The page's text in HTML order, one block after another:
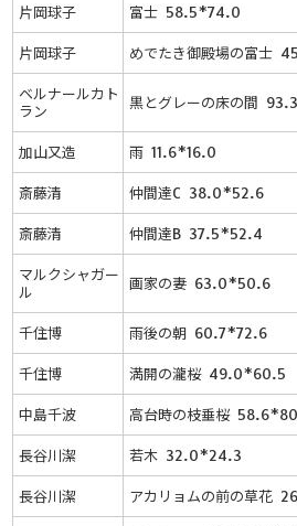
片岡球子 富士 58.5*74.0
片岡球子 めでたき御殿場の富士
ベルナールカト
ラン
黒とグレーの床の間
加山又造 雨 11.6*16.0
斎藤清 仲間達C 38.0*52.6
斎藤清 仲間達B 37.5*52.4
マルクシャガー
ル
画家の妻 63.0*50.6
千住博 雨後の朝 60.7*72.6
千住博 満開の瀧桜 49.0*60.5
中島千波 高台時の枝垂桜
長谷川潔 若木 32.0*24.3
長谷川潔 アカリョムの前の草花